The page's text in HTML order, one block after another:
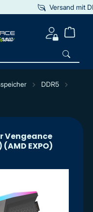
Versand mit
DDR5
Vengeance
EXPO)